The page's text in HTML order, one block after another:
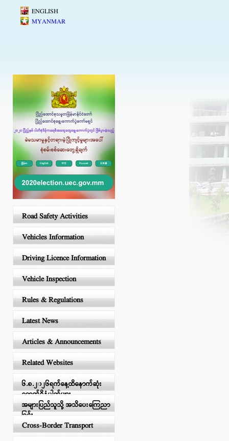
Skip to main content
ENGLISH
MYANMAR
Road Safety Activities
Vehicles Information
Driving Licence Information
Vehicle Inspection
Rules & Regulations
Latest News
Articles & Announcements
Related Websites
၆.၈.၂၀၂၆ရက်နေ့ထိနောက်ဆုံး
ရောက်ရှိနံပါတ်များ
အများပြည်သူသို့ အသိပေးကြေညာ
ခြင်း
Cross-Border Transport